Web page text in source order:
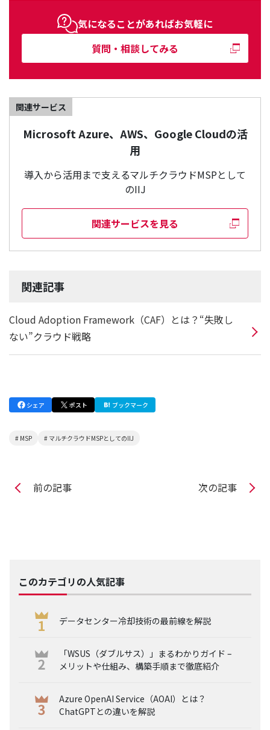
気になることがあればお気軽に
質問・相談してみる
関連サービス
Microsoft Azure、AWS、Google Cloudの活
用
導入から活用まで支えるマルチクラウドMSPとして
のIIJ
関連サービスを見る
関連記事
Cloud Adoption Framework（CAF）とは？“失敗し
ない”クラウド戦略
シェア ポスト ブックマーク
# MSP # マルチクラウドMSPとしてのIIJ
前の記事 次の記事
このカテゴリの人気記事
データセンター冷却技術の最前線を解説
「WSUS（ダブルサス）」まるわかりガイド –
メリットや仕組み、構築手順まで徹底紹介
Azure OpenAI Service（AOAI）とは？
ChatGPTとの違いを解説